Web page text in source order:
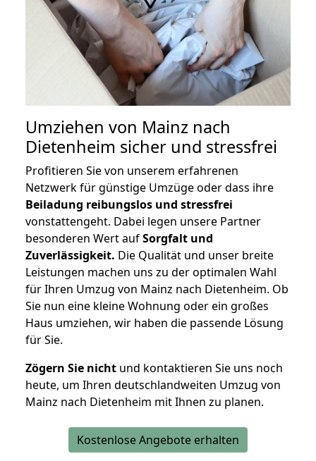
Umziehen von Mainz nach
Dietenheim sicher und stressfrei
Profitieren Sie von unserem erfahrenen
Netzwerk für günstige Umzüge oder dass ihre
Beiladung reibungslos und stressfrei
vonstattengeht. Dabei legen unsere Partner
besonderen Wert aufSorgfalt und
Zuverlässigkeit. Die Qualität und unser breite
Leistungen machen uns zu der optimalen Wahl
für Ihren Umzug von Mainz nach Dietenheim. Ob
Sie nun eine kleine Wohnung oder ein großes
Haus umziehen, wir haben die passende Lösung
für Sie.
Zögern Sie nicht und kontaktieren Sie uns noch
heute, um Ihren deutschlandweiten Umzug von
Mainz nach Dietenheim mit Ihnen zu planen.
Kostenlose Angebote erhalten